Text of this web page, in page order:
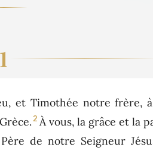
1
et Timothée notre frère,
2 À vous, la grâce et la
de notre Seigneur